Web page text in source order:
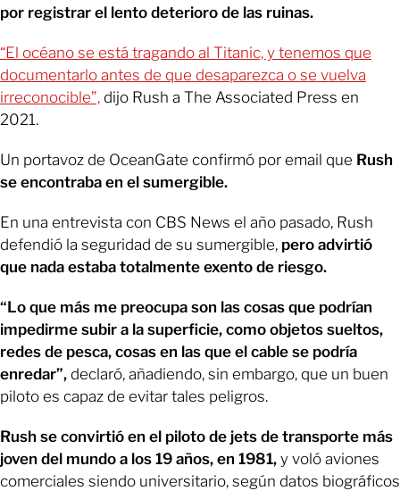
por registrar el lento deterioro de las ruinas.
“El océano se está tragando al Titanic, y tenemos que
documentarlo antes de que desaparezca o se vuelva
irreconocible”, dijo Rush a The Associated Press en
2021.
Un portavoz de OceanGate confirmó por email que Rush
se encontraba en el sumergible.
En una entrevista con CBS News el año pasado, Rush
defendió la seguridad de su sumergible, pero advirtió
que nada estaba totalmente exento de riesgo.
“Lo que más me preocupa son las cosas que podrían
impedirme subir a la superficie, como objetos sueltos,
redes de pesca, cosas en las que el cable se podría
enredar”, declaró, añadiendo, sin embargo, que un buen
piloto es capaz de evitar tales peligros.
Rush se convirtió en el piloto de jets de transporte más
joven del mundo a los 19 años, en 1981, y voló aviones
comerciales siendo universitario, según datos biográficos